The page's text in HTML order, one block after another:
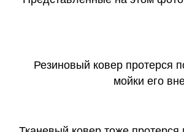
Резиновый ковер протерся
мойки его